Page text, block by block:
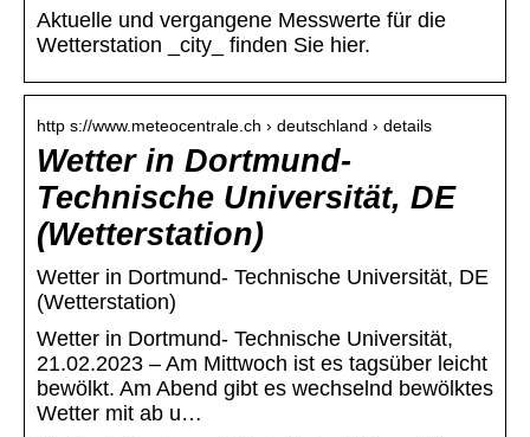
Aktuelle und vergangene Messwerte für die
Wetterstation _city_ finden Sie hier.
http s://www.meteocentrale.ch › deutschland › details
Wetter in Dortmund-
Technische Universität, DE
(Wetterstation)
Wetter in Dortmund- Technische Universität, DE
(Wetterstation)
Wetter in Dortmund- Technische Universität,
21.02.2023 – Am Mittwoch ist es tagsüber leicht
bewölkt. Am Abend gibt es wechselnd bewölktes
Wetter mit ab u…